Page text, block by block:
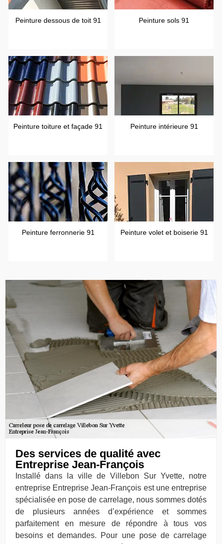
Peinture dessous de toit 91 Peinture sols 91
Peinture toiture et façade 91 Peinture intérieure 91
Peinture ferronnerie 91 Peinture volet et boiserie 91
Des services de qualité avec
Entreprise Jean-François
Installé dans la ville de Villebon Sur Yvette, notre
entreprise Entreprise Jean-François est une entreprise
spécialisée en pose de carrelage, nous sommes dotés
de plusieurs années d’expérience et sommes
parfaitement en mesure de répondre à tous vos
besoins et demandes. Pour une pose de carrelage